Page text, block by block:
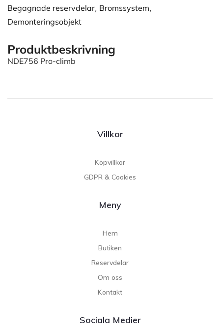
Begagnade reservdelar, Bromssystem,
Demonteringsobjekt
Produktbeskrivning
NDE756 Pro-climb
Villkor
Köpvillkor
GDPR & Cookies
Meny
Hem
Butiken
Reservdelar
Om oss
Kontakt
Sociala Medier